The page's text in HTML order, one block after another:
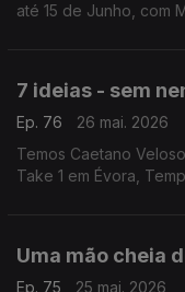
até 15 de Junho, com
7 ideias - sem
Ep. 76
26 mai. 2026
Temos Caetano
Take 1 em Évora,
Uma mão cheia
Ep. 75
25 mai. 2026